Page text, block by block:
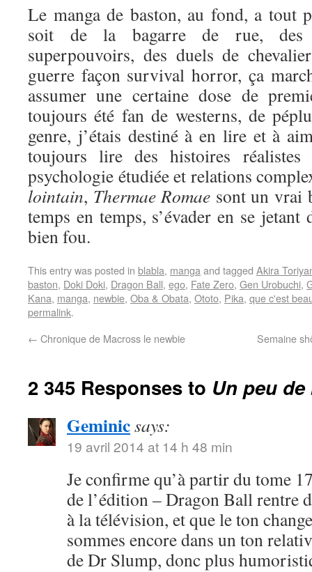
Le manga de baston, au fond, a tout
soit de la bagarre de rue, des
superpouvoirs, des duels de
guerre façon survival horror, ça
assumer une certaine dose de
toujours été fan de westerns, de
genre, j’étais destiné à en lire et à
toujours lire des histoires
psychologie étudiée et relations
lointain, Thermae Romae sont un vrai
temps en temps, s’évader en se jetant
bien fou.
This entry was posted in blabla, manga and tagged Akira
baston, Doki Doki, Dragon Ball, ego, Fate Zero, Gen Urobuchi,
Kana, manga, newbie, Oba & Obata, Ototo, Pika, que c'est
permalink.
← Chronique de Macross le newbie Semaine
2 345 Responses to Un peu
Geminicsays:
19 avril 2014 at 14 h 48 min
Je confirme qu’à partir du tome
de l’édition – Dragon Ball rentre
à la télévision, et que le ton
sommes encore dans un ton
de Dr Slump, donc plus